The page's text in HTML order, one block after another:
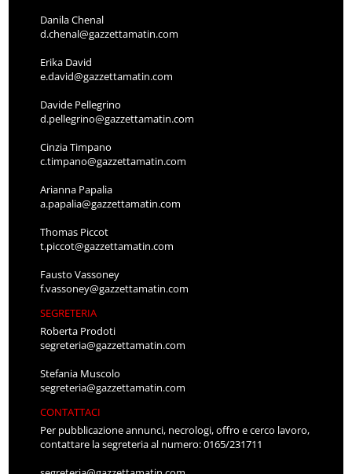
Danila Chenal
d.chenal@gazzettamatin.com
Erika David
e.david@gazzettamatin.com
Davide Pellegrino
d.pellegrino@gazzettamatin.com
Cinzia Timpano
c.timpano@gazzettamatin.com
Arianna Papalia
a.papalia@gazzettamatin.com
Thomas Piccot
t.piccot@gazzettamatin.com
Fausto Vassoney
f.vassoney@gazzettamatin.com
SEGRETERIA
Roberta Prodoti
segreteria@gazzettamatin.com
Stefania Muscolo
segreteria@gazzettamatin.com
CONTATTACI
Per pubblicazione annunci, necrologi, offro e cerco lavoro,
contattare la segreteria al numero: 0165/231711